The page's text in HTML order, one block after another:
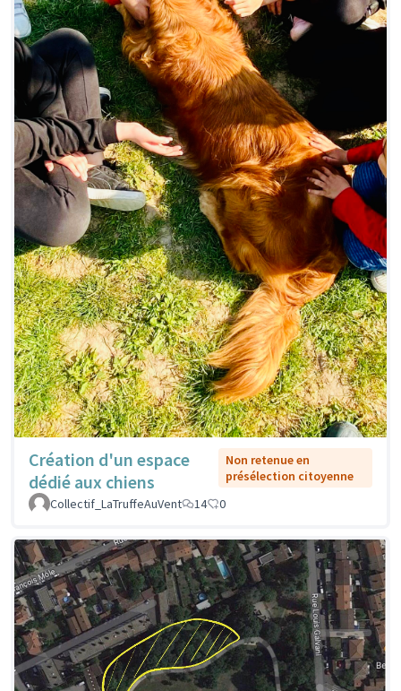
Création d'un espace
dédié aux chiens
Non retenue en
présélection citoyenne
Collectif_LaTruffeAuVent
14 0